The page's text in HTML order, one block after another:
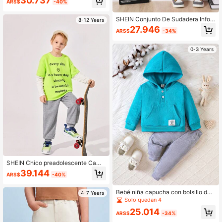
e Figura Para Niños Mayores De 11
ARS$ -40%
8-12 Years
SHEIN Chico preadolescente Camis
eta 2 en 1 con estampado de slogan
con pantalones deportivos
ARS$39.144 -40%
4-7 Years
SHEIN Conjunto De Sudadera Infor
mal Con Capucha Para Niño Peque
ño Con Diseño De Cabeza De Toro
ARS$27.946 -34%
0-3 Years
Bebé niña capucha con bolsillo de
canguro con parche de letra con pa
ntalones deportivos
Solo quedan 4
ARS$25.014 -34%